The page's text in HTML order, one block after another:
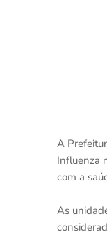
A
Influenza
com a
As